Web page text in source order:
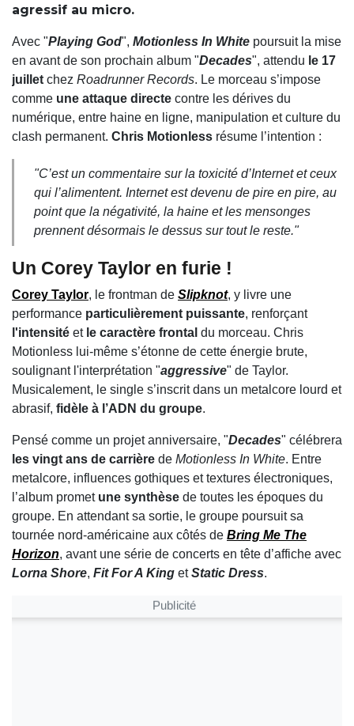
agressif au micro.
Avec "Playing God", Motionless In White poursuit la mise
en avant de son prochain album "Decades", attendu le 17
juillet chez Roadrunner Records. Le morceau s’impose
comme une attaque directe contre les dérives du
numérique, entre haine en ligne, manipulation et culture du
clash permanent. Chris Motionless résume l’intention :
"C’est un commentaire sur la toxicité d’Internet et ceux
qui l’alimentent. Internet est devenu de pire en pire, au
point que la négativité, la haine et les mensonges
prennent désormais le dessus sur tout le reste."
Un Corey Taylor en furie !
Corey Taylor, le frontman de Slipknot, y livre une
performance particulièrement puissante, renforçant
l'intensité et le caractère frontal du morceau. Chris
Motionless lui-même s’étonne de cette énergie brute,
soulignant l'interprétation "aggressive" de Taylor.
Musicalement, le single s’inscrit dans un metalcore lourd et
abrasif, fidèle à l’ADN du groupe.
Pensé comme un projet anniversaire, "Decades" célébrera
les vingt ans de carrière de Motionless In White. Entre
metalcore, influences gothiques et textures électroniques,
l’album promet une synthèse de toutes les époques du
groupe. En attendant sa sortie, le groupe poursuit sa
tournée nord-américaine aux côtés de Bring Me The
Horizon, avant une série de concerts en tête d’affiche avec
Lorna Shore, Fit For A King etStatic Dress.
Publicité